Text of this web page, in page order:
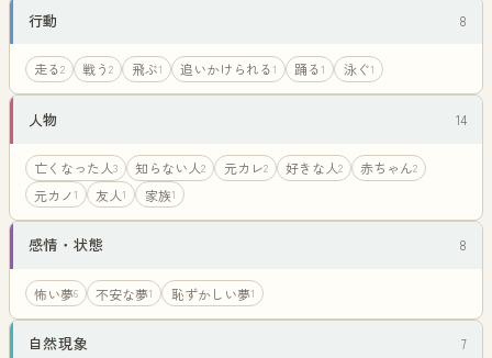
行動 8
走る2 戦う2 飛ぶ1 追いかけられる1 踊る1 泳ぐ1
人物 14
亡くなった人3 知らない人2 元カレ2 好きな人2 赤ちゃん2
元カノ1 友人1 家族1
感情・状態 8
怖い夢6 不安な夢1 恥ずかしい夢1
自然現象 7